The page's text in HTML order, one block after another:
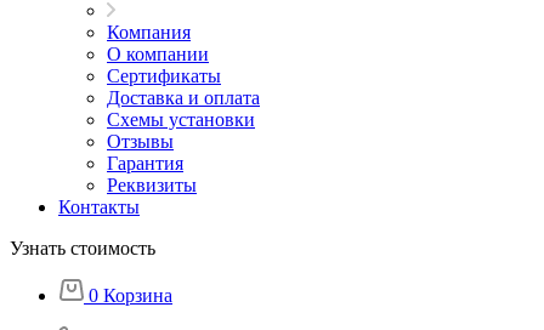
Компания
О компании
Сертификаты
Доставка и оплата
Схемы установки
Отзывы
Гарантия
Реквизиты
Контакты
Узнать стоимость
0 Корзина